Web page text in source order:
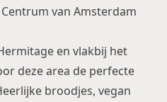
en vlakbij het
deze area de perfecte
broodjes, vegan